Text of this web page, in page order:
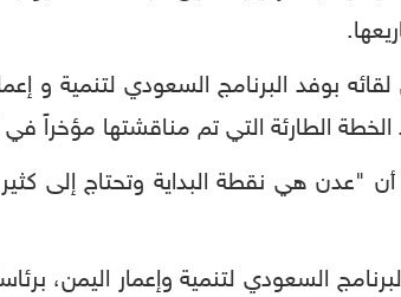
بوفد البرنامج السعودي لتنمية و
الخطة الطارئة التي تم مناقشتها مؤخراً
أن "عدن هي نقطة البداية وتحتاج إلى
السعودي لتنمية وإعمار اليمن،